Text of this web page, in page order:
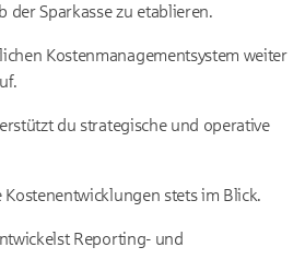
der Sparkasse zu etablieren.
Kostenmanagementsystem weiter
du strategische und operative
stets im Blick.
Reporting- und